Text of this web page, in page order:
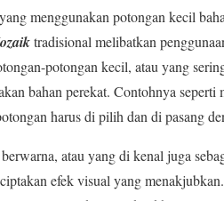
menggunakan potongan kecil
tradisional melibatkan
potongan kecil, atau yang
bahan perekat. Contohnya
harus di pilih dan di pasang
atau yang di kenal juga
efek visual yang